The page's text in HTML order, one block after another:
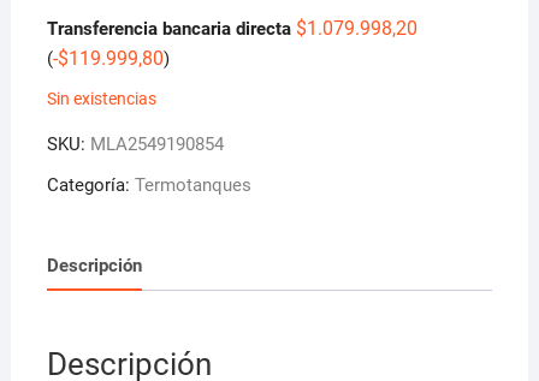
Transferencia bancaria directa $1.079.998,20
(-$119.999,80)
Sin existencias
SKU: MLA2549190854
Categoría: Termotanques
Descripción
Descripción